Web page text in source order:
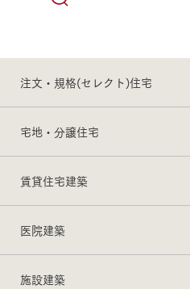
注文・規格(セレクト)住宅
宅地・分譲住宅
賃貸住宅建築
医院建築
施設建築